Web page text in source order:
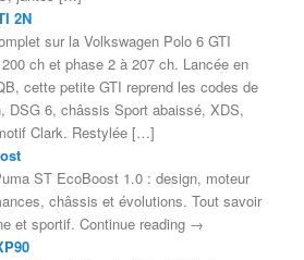
2N
sur la Volkswagen Polo 6 GTI
ch et phase 2 à 207 ch. Lancée en
cette petite GTI reprend les codes de
DSG 6, châssis Sport abaissé, XDS,
Clark. Restylée […]
ST EcoBoost 1.0 : design, moteur
châssis et évolutions. Tout savoir
et sportif. Continue reading →